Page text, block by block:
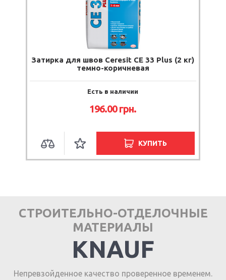
Затирка для швов Ceresit CE 33 Plus (2 кг)
темно-коричневая
Есть в наличии
196.00грн.
КУПИТЬ
СТРОИТЕЛЬНО-ОТДЕЛОЧНЫЕ
МАТЕРИАЛЫ
KNAUF
Непревзойденное качество проверенное временем.